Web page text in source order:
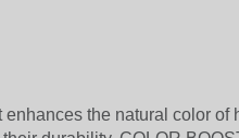
the natural color of